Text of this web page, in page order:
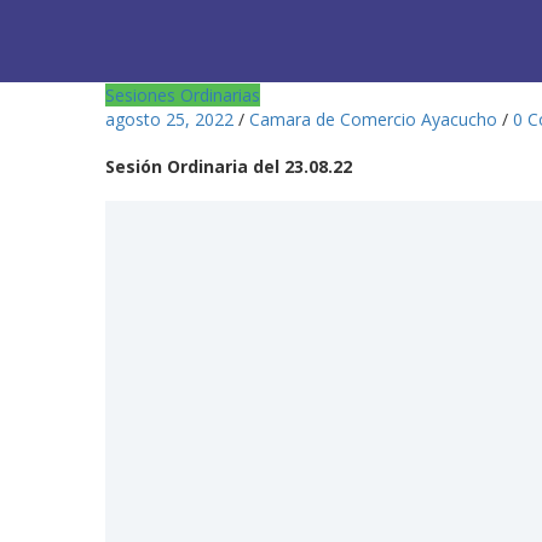
Sesiones Ordinarias
agosto 25, 2022 / Camara de Comercio Ayacucho / 0
Sesión Ordinaria del 23.08.22